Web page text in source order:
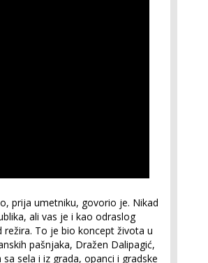
prija umetniku, govorio je. Nikad
ali vas je i kao odraslog
To je bio koncept života u
pašnjaka, Dražen Dalipagić,
sela i iz grada, opanci i gradske